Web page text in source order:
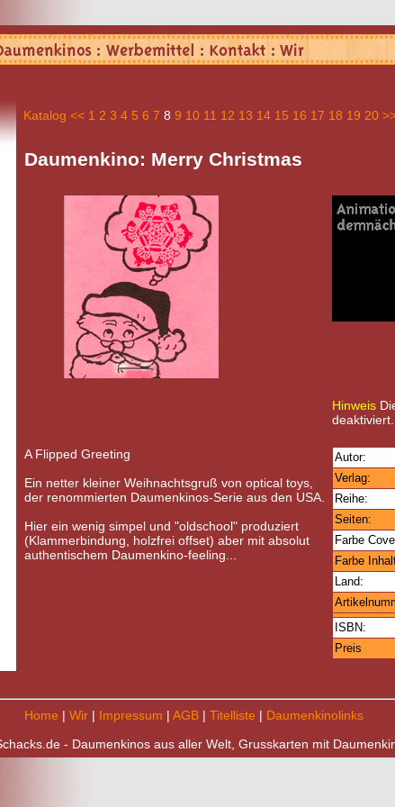
Katalog << 1 2 3 4 5 6 7 8 9 10 11 12 13 14 15 16 17 18 19 20
Daumenkino: Merry Christmas
Hinweis
deaktiviert.
A Flipped Greeting
Ein netter kleiner Weihnachtsgruß von optical toys,
der renommierten Daumenkinos-Serie aus den USA.
Hier ein wenig simpel und "oldschool" produziert
(Klammerbindung, holzfrei offset) aber mit absolut
authentischem Daumenkino-feeling...
Autor:
Verlag:
Reihe:
Seiten:
Farbe
Farbe
Land:
ISBN:
Preis
Home | Wir| Impressum | AGB| Titelliste | Daumenkinolinks
- Daumenkinos aus aller Welt, Grusskarten mit